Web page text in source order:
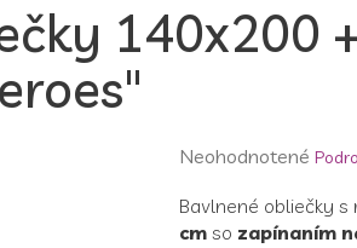
140x200
Priemerné
produktu
je
Neohodnotené
Bavlnené obliečky s
cm so zapínaním